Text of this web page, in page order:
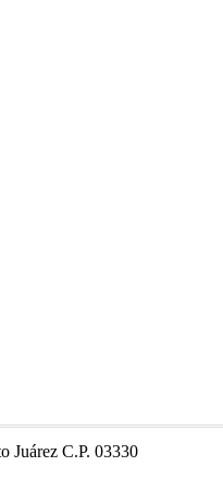
Juárez C.P. 03330